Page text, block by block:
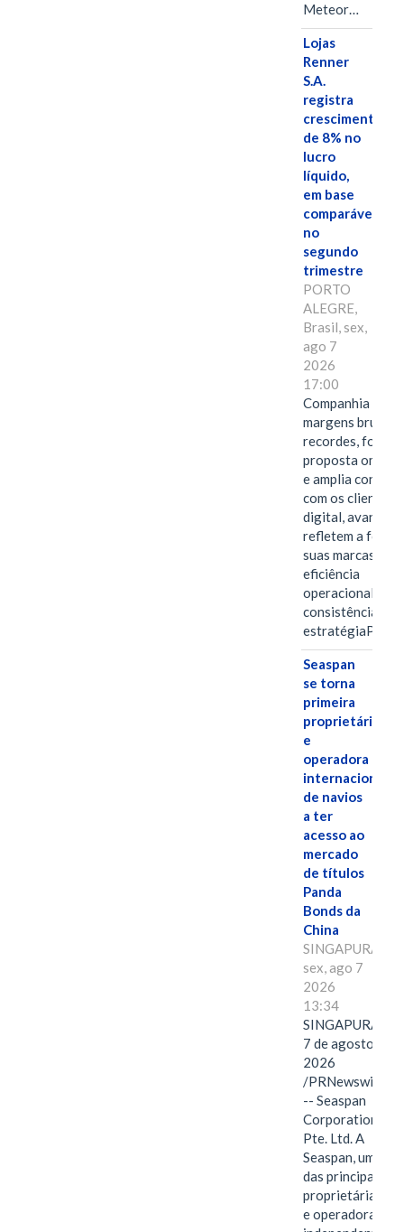
Meteor…
Lojas
Renner
S.A.
registra
crescimento
de 8% no
lucro
líquido,
em base
comparável,
no
segundo
trimestre
PORTO
ALEGRE,
Brasil, sex,
ago 7
2026
17:00
Companhia
margens brutas
recordes,
proposta
e amplia
com os clientes
digital, avanços
refletem a força
suas marcas, a
eficiência
operacional e a
consistência de
Seaspan
se torna
primeira
proprietária
e
operadora
internacional
de navios
a ter
acesso ao
mercado
de títulos
Panda
Bonds da
China
SINGAPURA,
sex, ago 7
2026
13:34
SINGAPURA,
7 de agosto de
2026
/PRNewswire/
-- Seaspan
Corporation
Pte. Ltd. A
Seaspan, uma
das principais
proprietárias
e operadoras